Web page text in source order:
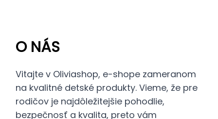
O NÁS
Vitajte v Oliviashop, e-shope zameranom
na kvalitné detské produkty. Vieme, že pre
rodičov je najdôležitejšie pohodlie,
bezpečnosť a kvalita, preto vám